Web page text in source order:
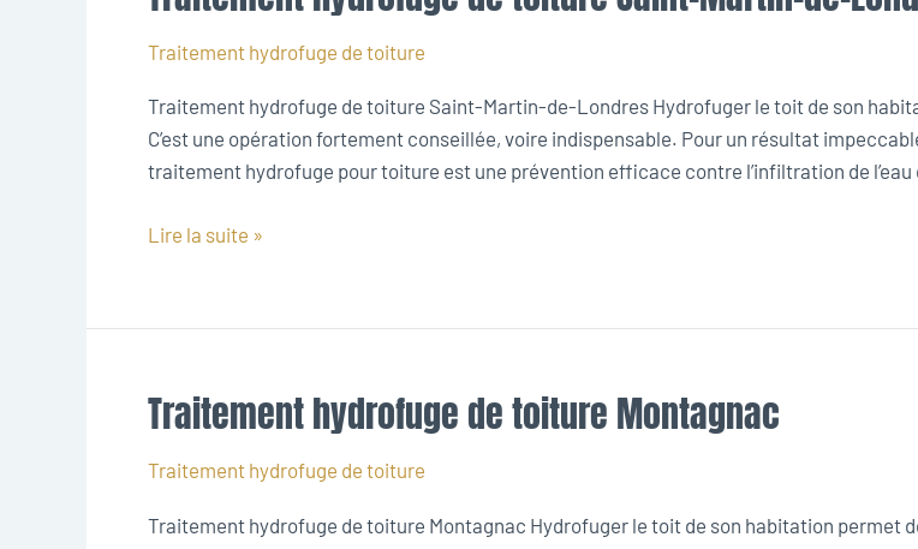
Traitement hydrofuge de toiture
Traitement hydrofuge de toiture Saint-Martin-de-Londres Hydrofuger le toit de son
C’est une opération fortement conseillée, voire indispensable. Pour un résultat
traitement hydrofuge pour toiture est une prévention efficace contre l’infiltration de
de
Saint-
Martin-
de-
Lire la suite »
Traitement hydrofuge de toiture Montagnac
Traitement hydrofuge de toiture
Traitement hydrofuge de toiture Montagnac Hydrofuger le toit de son habitation permet
Traitement
de
Montagnac